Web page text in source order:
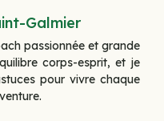
Galmier
passionnée et grande
corps-esprit, et je
pour vivre chaque